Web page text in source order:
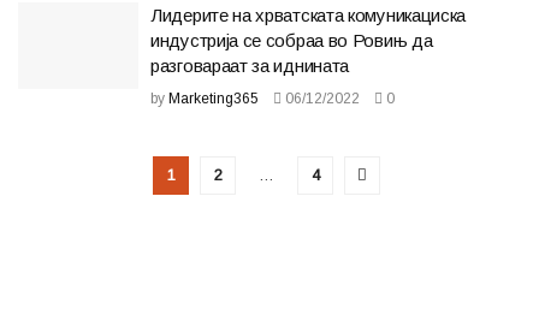
Лидерите на хрватската комуникациска
индустрија се собраа во Ровињ да
разговараат за иднината
by Marketing365 06/12/2022 0
1 2 … 4